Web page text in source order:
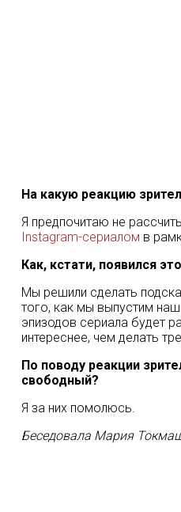
На какую реакцию
Я предпочитаю не
Instagram-сериалом в
Как, кстати, появился
Мы решили сделать
того, как мы выпустим
эпизодов сериала будет
интереснее, чем делать
По поводу реакции
свободный?
Я за них помолюсь.
Беседовала Мария